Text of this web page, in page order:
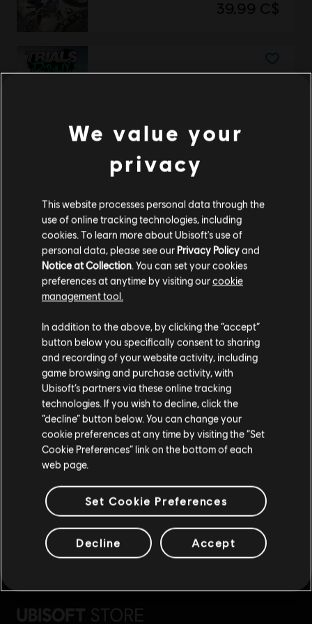
39,99 C$
Trials Rising
Affichage de objets sur
Vous êtes à la recherche des jeux vidéo PC les plus récents? Ne cherchez pas plus
loin que l’Ubisoft Store!Profitez d’une expérience de jeu suprême avec de
nouveaux titres, des Season pass et plus de
contenus supplémentaires
récompenses réductions exclusives
Si vous souhaitez faire un achat, veuillez vous
rendre sur votre Store local.
Rester sur le store actuel
Mettre à jour votre localisation
We value your
privacy
This website processes personal data through the
use of online tracking technologies, including
cookies. To learn more about Ubisoft's use of
personal data, please see our Privacy Policyand
Notice at Collection . You can set your cookies
preferences at anytime by visiting ourcookie
management tool.
In addition to the above, by clicking the “accept”
button below you specifically consent to sharing
and recording of your website activity, including
game browsing and purchase activity, with
Ubisoft’s partners via these online tracking
technologies. If you wish to decline, click the
“decline” button below. You can change your
cookie preferences at any time by visiting the “Set
Cookie Preferences” link on the bottom of each
web page.
Set Cookie Preferences
Decline Accept